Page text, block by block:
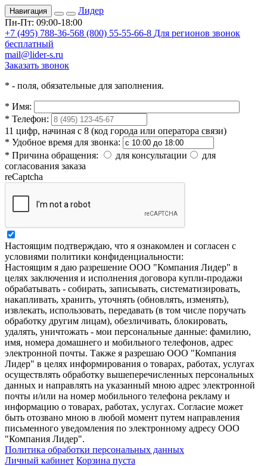
Навигация
Лидер
Пн-Пт: 09:00-18:00
+7 (495) 788-36-568 (800) 55-55-66-8 Для регионов звонок
бесплатный
mail@lider-s.ru
Заказать звонок
* - поля, обязательные для заполнения.
* Имя:
* Телефон:
11 цифр, начиная с 8 (код города или оператора связи)
* Удобное время для звонка:
* Причина обращения: для консультации
для
согласования заказа
reCaptcha
Настоящим подтверждаю, что я ознакомлен и согласен с
условиями политики конфиденциальности:
Настоящим я даю разрешение ООО "Компания Лидер" в
целях заключения и исполнения договора купли-продажи
обрабатывать - собирать, записывать, систематизировать,
накапливать, хранить, уточнять (обновлять, изменять),
извлекать, использовать, передавать (в том числе поручать
обработку другим лицам), обезличивать, блокировать,
удалять, уничтожать - мои персональные данные: фамилию,
имя, номера домашнего и мобильного телефонов, адрес
электронной почты. Также я разрешаю ООО "Компания
Лидер" в целях информирования о товарах, работах, услугах
осуществлять обработку вышеперечисленных персональных
данных и направлять на указанный мною адрес электронной
почты и/или на номер мобильного телефона рекламу и
информацию о товарах, работах, услугах. Согласие может
быть отозвано мною в любой момент путем направления
письменного уведомления по электронному адресу ООО
"Компания Лидер".
Политика обработки персональных данных
Личный кабинет Корзина пуста